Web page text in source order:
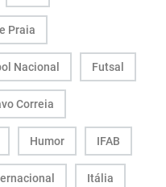
Praia
Nacional Futsal
Correia
Humor IFAB
Itália